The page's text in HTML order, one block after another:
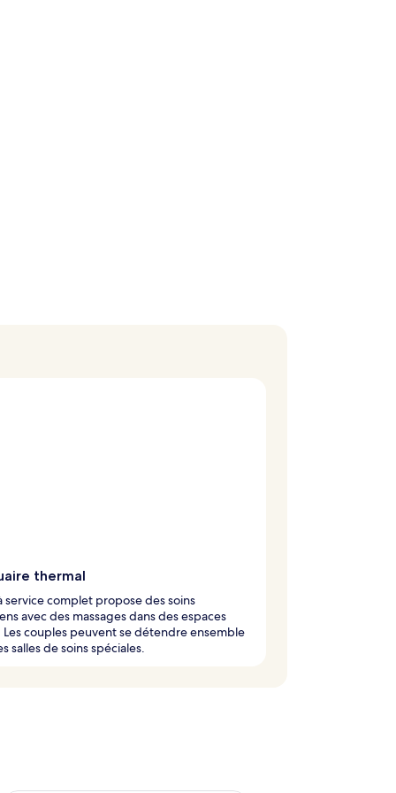
thermal
service complet propose des soins
avec des massages dans des espaces
couples peuvent se détendre ensemble
salles de soins spéciales.